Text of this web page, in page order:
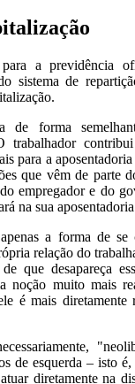
a previdência
sistema de
de forma
trabalhador
para a
que vêm de parte
empregador e do
na sua
a forma de se
relação do
que desapareça
noção muito mais
é mais diretamente
de esquerda – isto
diretamente na